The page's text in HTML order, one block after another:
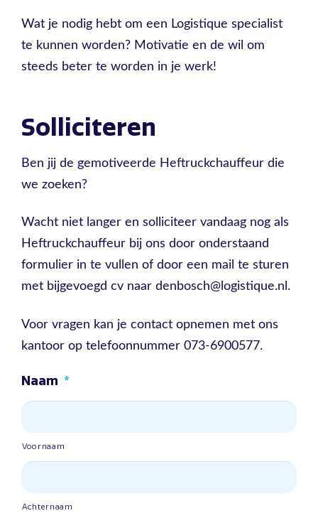
Wat je nodig hebt om een Logistique specialist
te kunnen worden? Motivatie en de wil om
steeds beter te worden in je werk!
Solliciteren
Ben jij de gemotiveerde Heftruckchauffeur die
we zoeken?
Wacht niet langer en solliciteer vandaag nog als
Heftruckchauffeur bij ons door onderstaand
formulier in te vullen of door een mail te sturen
met bijgevoegd cv naar denbosch@logistique.nl.
Voor vragen kan je contact opnemen met ons
kantoor op telefoonnummer 073-6900577.
Naam *
Voornaam
Achternaam